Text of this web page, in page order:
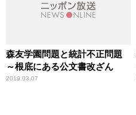
森友学園問題と統計不正問題
～根底にある公文書改ざん
2019.03.07